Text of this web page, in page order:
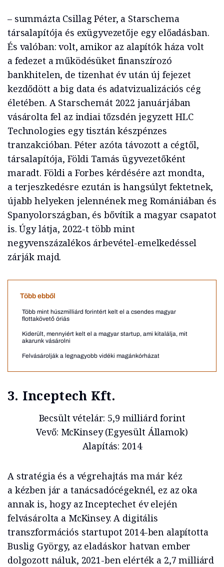
– summázta Csillag Péter, a Starschema
társalapítója és exügyvezetője egy előadásban.
És valóban: volt, amikor az alapítók háza volt
a fedezet a működésüket finanszírozó
bankhitelen, de tizenhat év után új fejezet
kezdődött a big data és adatvizualizációs cég
életében. A Starschemát 2022 januárjában
vásárolta fel az indiai tőzsdén jegyzett HLC
Technologies egy tisztán készpénzes
tranzakcióban. Péter azóta távozott a cégtől,
társalapítója, Földi Tamás ügyvezetőként
maradt. Földi a Forbes kérdésére azt mondta,
a terjeszkedésre ezután is hangsúlyt fektetnek,
újabb helyeken jelennének meg Romániában és
Spanyolországban, és bővítik a magyar csapatot
is. Úgy látja, 2022-t több mint
negyvenszázalékos árbevétel-emelkedéssel
zárják majd.
Több ebből
Több mint húszmilliárd forintért kelt el a csendes magyar
flottakövető óriás
Kiderült, mennyiért kelt el a magyar startup, ami kitalálja, mit
akarunk vásárolni
Felvásárolják a legnagyobb vidéki magánkórházat
3. Inceptech Kft.
Becsült vételár: 5,9 milliárd forint
Vevő: McKinsey (Egyesült Államok)
Alapítás: 2014
A stratégia és a végrehajtás ma már kéz
a kézben jár a tanácsadócégeknél, ez az oka
annak is, hogy az Inceptechet év elején
felvásárolta a McKinsey. A digitális
transzformációs startupot 2014-ben alapította
Buslig György, az eladáskor hatvan ember
dolgozott náluk, 2021-ben elérték a 2,7 milliárd